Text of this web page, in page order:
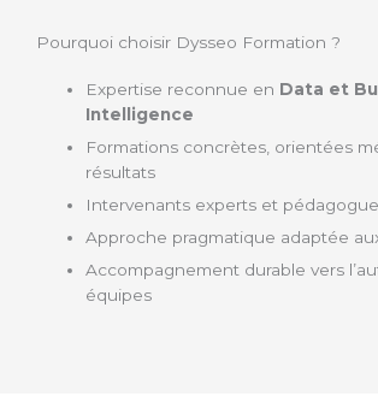
Pourquoi choisir Dysseo Formation ?
Expertise reconnue en Data et
Intelligence
Formations concrètes, orientées
résultats
Intervenants experts et
Approche pragmatique adaptée
Accompagnement durable vers
équipes